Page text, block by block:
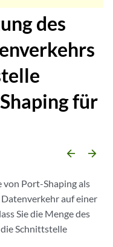
des
für
arrow_backward arrow_forward
von Port-Shaping als
Datenverkehr auf einer
Sie die Menge des
Schnittstelle